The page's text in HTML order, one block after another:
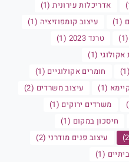
אדריכלות עירונית (1)
עיצוב קומפוזיציה (1)
טרנד 2023 (1)
(1)
חומרים אקולוגיים (1)
(1)
עיצוב משרדים (2)
משרדים ירוקים (1)
חיסכון במקום (1)
עיצוב פנים מודרני (2)
(1)